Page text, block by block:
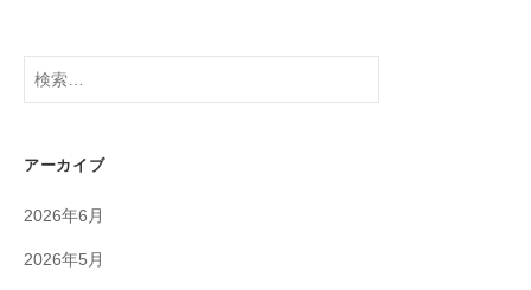
検
アーカイブ
2026年6月
2026年5月